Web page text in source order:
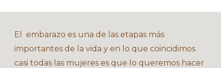
El embarazo es una de las etapas más
importantes de la vida y en lo que coincidimos
casi todas las mujeres es que lo queremos hacer